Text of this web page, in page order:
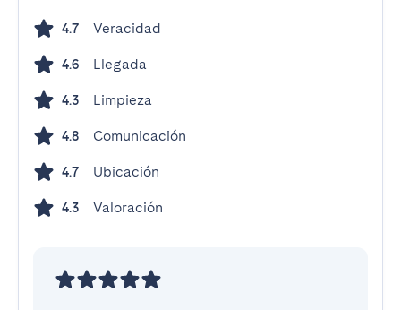
4.7 Veracidad
4.6 Llegada
4.3 Limpieza
4.8 Comunicación
4.7 Ubicación
4.3 Valoración